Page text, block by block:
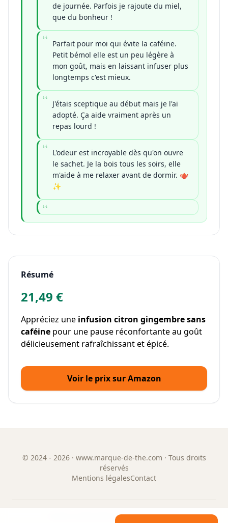
de journée. Parfois je rajoute du miel,
que du bonheur !
Parfait pour moi qui évite la caféïne.
Petit bémol elle est un peu légère à
mon goût, mais en laissant infuser plus
longtemps c'est mieux.
J'étais sceptique au début mais je l'ai
adopté. Ça aide vraiment après un
repas lourd !
L'odeur est incroyable dès qu'on ouvre
le sachet. Je la bois tous les soirs, elle
m'aide à me relaxer avant de dormir. 🫖
✨
Résumé
21,49 €
Appréciez une infusion citron gingembre sans
caféine pour une pause réconfortante au goût
délicieusement rafraîchissant et épicé.
Voir le prix sur Amazon
© 2024 - 2026· www.marque-de-the.com · Tous droits
réservés
Mentions légalesContact
GUIDE & ANNUAIRE DES MARQUES DE THÉ